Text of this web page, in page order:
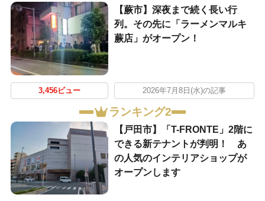
【蕨市】深夜まで続く長い行
列。その先に「ラーメンマルキ
蕨店」がオープン！
3,456ビュー 2026年7月8日(水)の記事
ランキング2
【戸田市】「T-FRONTE」2階に
できる新テナントが判明！ あ
の人気のインテリアショップが
オープンします